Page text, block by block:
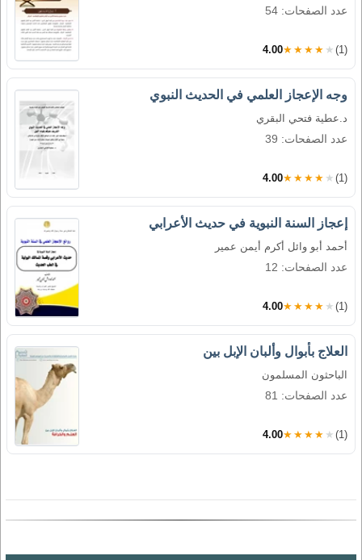
عدد الصفحات: 54
4.00★★★★★ (1)
وجه الإعجاز العلمي في الحديث النبوي
د.عطية فتحي البقري
عدد الصفحات: 39
4.00★★★★★ (1)
إعجاز السنة النبوية في حديث الأعرابي
أحمد أبو وائل أكرم أيمن عمير
عدد الصفحات: 12
4.00★★★★★ (1)
العلاج بأبوال وألبان الإبل بين
الباحثون المسلمون
عدد الصفحات: 81
4.00★★★★★ (1)